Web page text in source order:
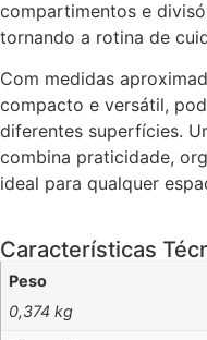
compartimentos e
tornando a rotina de
Com medidas
compacto e versátil,
diferentes superfícies.
combina praticidade,
ideal para qualquer
Características
Peso
0,374 kg